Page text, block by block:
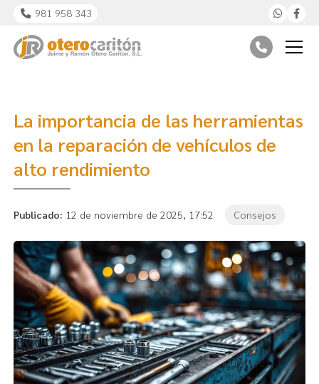
981 958 343
La importancia de las herramientas
en la reparación de vehículos de
alto rendimiento
Publicado: 12 de noviembre de 2025, 17:52 Consejos